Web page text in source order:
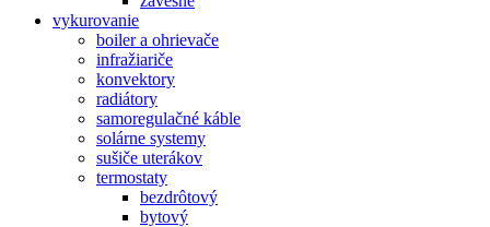
vykurovanie
boiler a ohrievače
infražiariče
konvektory
radiátory
samoregulačné káble
solárne systemy
sušiče uterákov
termostaty
bezdrôtový
bytový